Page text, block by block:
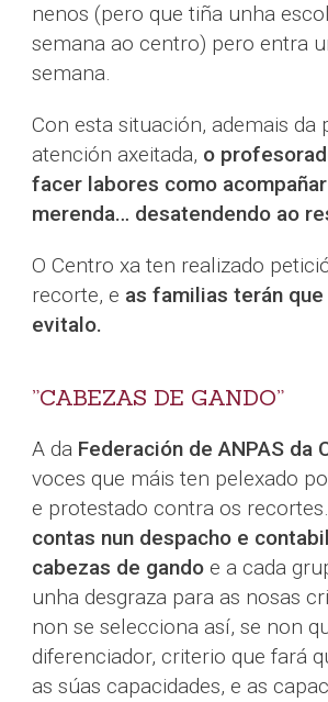
nenos (pero que tiña unha
semana ao centro) pero entra
semana.
Con esta situación, ademais
atención axeitada, o
facer labores como
merenda… desatendendo ao
O Centro xa ten realizado
recorte, e as familias terán
evitalo.
”CABEZAS DE GANDO”
A da Federación de ANPAS da
voces que máis ten pelexado
e protestado contra os recortes.
contas nun despacho e
cabezas de gandoe a cada
unha desgraza para as nosas
non se selecciona así, se non
diferenciador, criterio que fará
as súas capacidades, e as